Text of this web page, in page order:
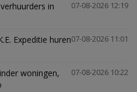
07-08-2026 12:19
in
07-08-2026 11:01
Expeditie huren
07-08-2026 10:22
woningen,